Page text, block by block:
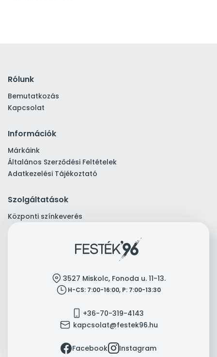
Rólunk
Bemutatkozás
Kapcsolat
Információk
Márkáink
Általános Szerződési Feltételek
Adatkezelési Tájékoztató
Szolgáltatások
Központi színkeverés
location 3527 Miskolc, Fonoda u. 11-13.
clock H-CS: 7:00-16:00, P: 7:00-13:30
mobile +36-70-319-4143
mail kapcsolat@festek96.hu
facebookFacebookinstagramInstagram